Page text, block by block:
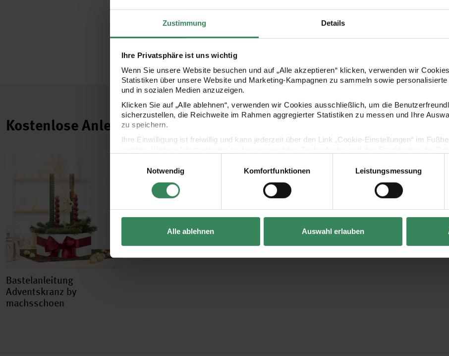
Zustimmung Details
Ihre Privatsphäre ist uns wichtig
Wenn Sie unsere Website besuchen und auf „Alle akzeptieren“ klicken, verwenden wir
Statistiken über unsere Website und Marketing-Kampagnen zu sammeln sowie
und in sozialen Medien anzuzeigen.
Klicken Sie auf „Alle ablehnen“, verwenden wir Cookies ausschließlich, um die
sicherzustellen, die Reichweite im Rahmen aggregierter Statistiken zu messen und Ihre
zu speichern.
Ihre Einwilligung ist freiwillig und kann jederzeit über den Link „Cookie-Einstellungen“ im
Impressum
Datenschutz Vertrag widerrufen
Notwendig
Komfortfunktionen Leistungsmessung
Alle ablehnen Auswahl erlauben
Hersteller
Kostenlose Anleitungen.
Bastelanleitung
Adventskranz by
machsschoen